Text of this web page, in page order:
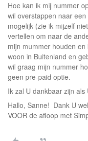
Hoe kan ik mij nummer
wil overstappen naar
mogelijk (zie ik mijzelf
vertellen om naar de
mijn mummer houden
woon in Buitenland en
wil graag mijn nummer
geen pre-paid optie.
Ik zal U dankbaar zijn
Hallo, Sanne! Dank U
VOOR de afloop met